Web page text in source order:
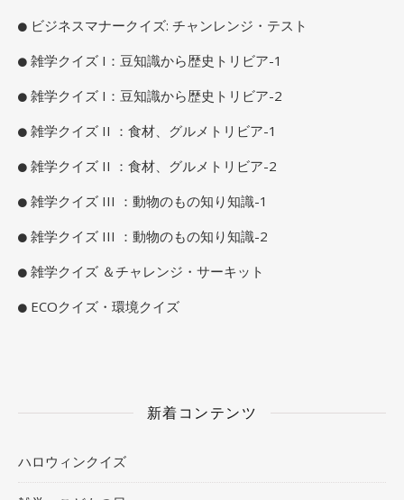
ビジネスマナークイズ: チャンレンジ・テスト
雑学クイズ I：豆知識から歴史トリビア-1
雑学クイズ I：豆知識から歴史トリビア-2
雑学クイズ II ：食材、グルメトリビア-1
雑学クイズ II ：食材、グルメトリビア-2
雑学クイズ III ：動物のもの知り知識-1
雑学クイズ III ：動物のもの知り知識-2
雑学クイズ ＆チャレンジ・サーキット
ECOクイズ・環境クイズ
新着コンテンツ
ハロウィンクイズ